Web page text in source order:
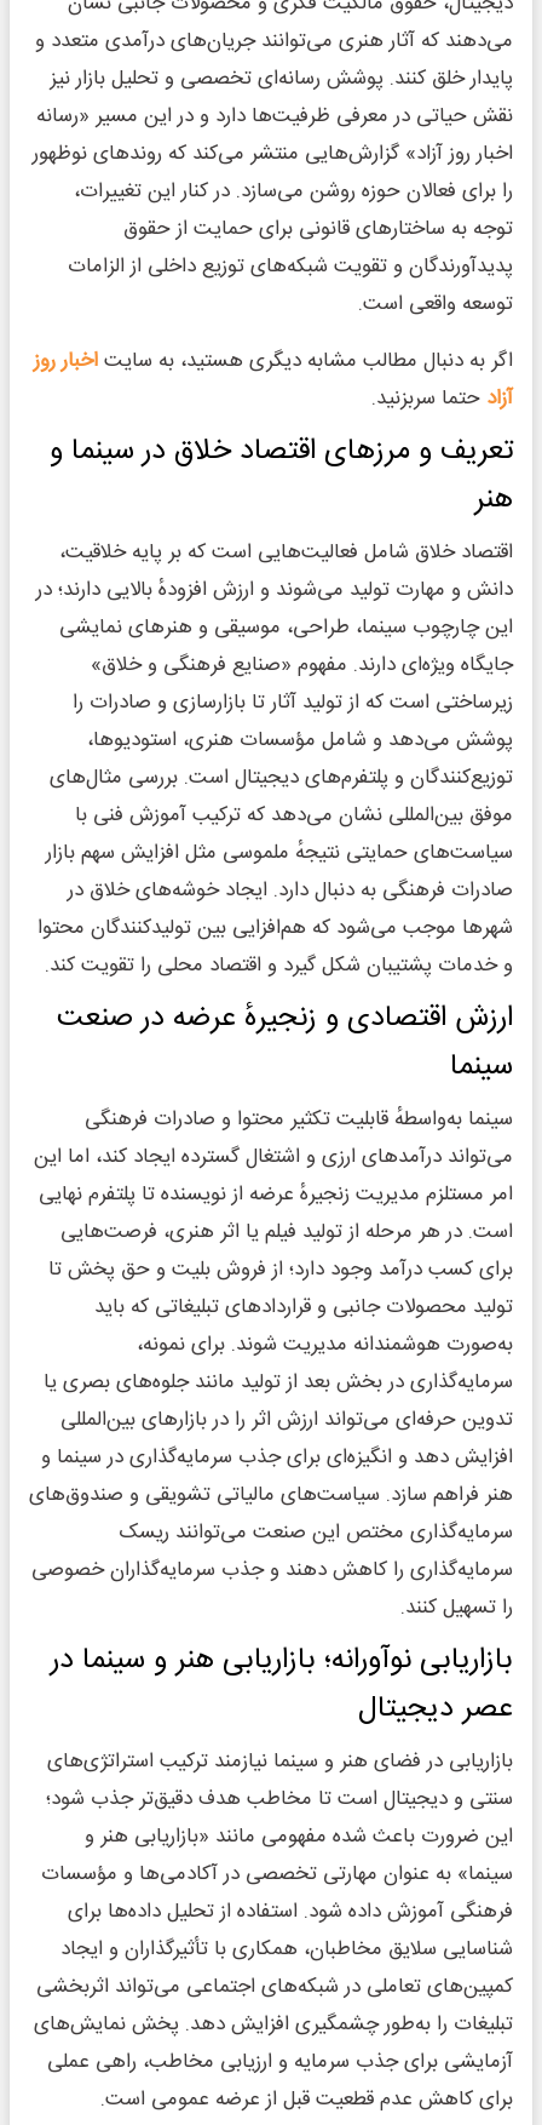
می‌دهند که آثار هنری می‌توانند جریان‌های درآمدی متعدد و
پایدار خلق کنند. پوشش رسانه‌ای تخصصی و تحلیل بازار نیز
نقش حیاتی در معرفی ظرفیت‌ها دارد و در این مسیر «رسانه
اخبار روز آزاد» گزارش‌هایی منتشر می‌کند که روندهای نوظهور
را برای فعالان حوزه روشن می‌سازد. در کنار این تغییرات،
توجه به ساختارهای قانونی برای حمایت از حقوق
پدیدآورندگان و تقویت شبکه‌های توزیع داخلی از الزامات
توسعه واقعی است.
اگر به دنبال مطالب مشابه دیگری هستید، به سایتاخبار روز
آزاد حتما سربزنید.
تعریف و مرزهای اقتصاد خلاق در سینما و
هنر
اقتصاد خلاق شامل فعالیت‌هایی است که بر پایه خلاقیت،
دانش و مهارت تولید می‌شوند و ارزش افزودهٔ بالایی دارند؛ در
این چارچوب سینما، طراحی، موسیقی و هنرهای نمایشی
جایگاه ویژه‌ای دارند. مفهوم «صنایع فرهنگی و خلاق»
زیرساختی است که از تولید آثار تا بازارسازی و صادرات را
پوشش می‌دهد و شامل مؤسسات هنری، استودیوها،
توزیع‌کنندگان و پلتفرم‌های دیجیتال است. بررسی مثال‌های
موفق بین‌المللی نشان می‌دهد که ترکیب آموزش فنی با
سیاست‌های حمایتی نتیجهٔ ملموسی مثل افزایش سهم بازار
صادرات فرهنگی به دنبال دارد. ایجاد خوشه‌های خلاق در
شهرها موجب می‌شود که هم‌افزایی بین تولیدکنندگان محتوا
و خدمات پشتیبان شکل گیرد و اقتصاد محلی را تقویت کند.
ارزش اقتصادی و زنجیرهٔ عرضه در صنعت
سینما
سینما به‌واسطهٔ قابلیت تکثیر محتوا و صادرات فرهنگی
می‌تواند درآمدهای ارزی و اشتغال گسترده ایجاد کند، اما این
امر مستلزم مدیریت زنجیرهٔ عرضه از نویسنده تا پلتفرم نهایی
است. در هر مرحله از تولید فیلم یا اثر هنری، فرصت‌هایی
برای کسب درآمد وجود دارد؛ از فروش بلیت و حق پخش تا
تولید محصولات جانبی و قراردادهای تبلیغاتی که باید
به‌صورت هوشمندانه مدیریت شوند. برای نمونه،
سرمایه‌گذاری در بخش بعد از تولید مانند جلوه‌های بصری یا
تدوین حرفه‌ای می‌تواند ارزش اثر را در بازارهای بین‌المللی
افزایش دهد و انگیزه‌ای برای جذب سرمایه‌گذاری در سینما و
هنر فراهم سازد. سیاست‌های مالیاتی تشویقی و صندوق‌های
سرمایه‌گذاری مختص این صنعت می‌توانند ریسک
سرمایه‌گذاری را کاهش دهند و جذب سرمایه‌گذاران خصوصی
را تسهیل کنند.
بازاریابی نوآورانه؛ بازاریابی هنر و سینما در
عصر دیجیتال
بازاریابی در فضای هنر و سینما نیازمند ترکیب استراتژی‌های
سنتی و دیجیتال است تا مخاطب هدف دقیق‌تر جذب شود؛
این ضرورت باعث شده مفهومی مانند «بازاریابی هنر و
سینما» به عنوان مهارتی تخصصی در آکادمی‌ها و مؤسسات
فرهنگی آموزش داده شود. استفاده از تحلیل داده‌ها برای
شناسایی سلایق مخاطبان، همکاری با تأثیرگذاران و ایجاد
کمپین‌های تعاملی در شبکه‌های اجتماعی می‌تواند اثربخشی
تبلیغات را به‌طور چشمگیری افزایش دهد. پخش نمایش‌های
آزمایشی برای جذب سرمایه و ارزیابی مخاطب، راهی عملی
برای کاهش عدم قطعیت قبل از عرضه عمومی است.